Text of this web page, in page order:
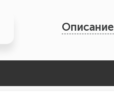
Описание